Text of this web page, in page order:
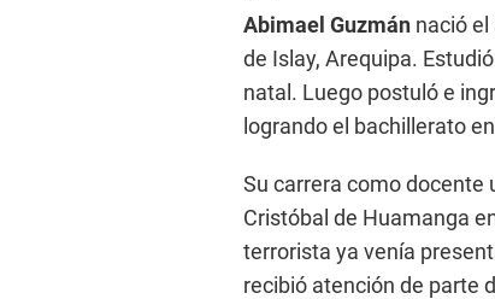
Abimael Guzmán nació
de Islay, Arequipa.
natal. Luego postuló e
logrando el bachillerato
Su carrera como docente
Cristóbal de Huamanga
terrorista ya venía
recibió atención de parte